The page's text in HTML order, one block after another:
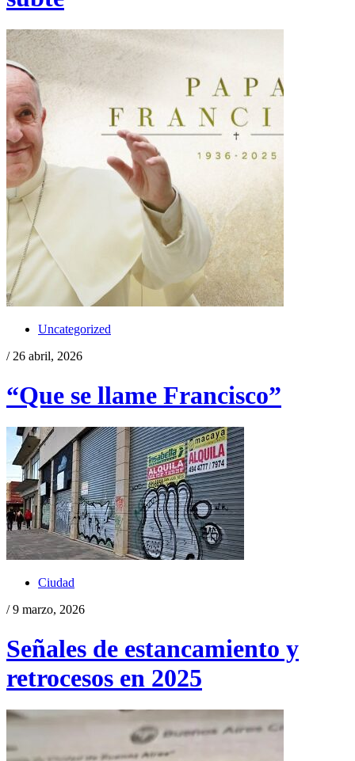
Uncategorized
/ 26 abril, 2026
“Que se llame Francisco”
Ciudad
/ 9 marzo, 2026
Señales de estancamiento y
retrocesos en 2025